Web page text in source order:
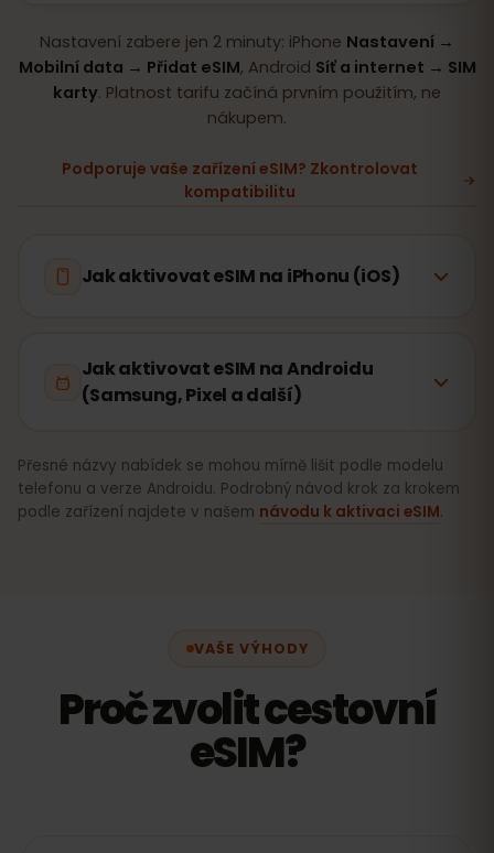
Nastavení zabere jen 2 minuty: iPhone Nastavení →
Mobilní data → Přidat eSIM, Android Síť a internet → SIM
karty. Platnost tarifu začíná prvním použitím, ne
nákupem.
Podporuje vaše zařízení eSIM? Zkontrolovat
kompatibilitu
Jak aktivovat eSIM na iPhonu (iOS)
Jak aktivovat eSIM na Androidu
(Samsung, Pixel a další)
Přesné názvy nabídek se mohou mírně lišit podle modelu
telefonu a verze Androidu. Podrobný návod krok za krokem
podle zařízení najdete v našem návodu k aktivaci eSIM.
VAŠE VÝHODY
Proč zvolit cestovní
eSIM?